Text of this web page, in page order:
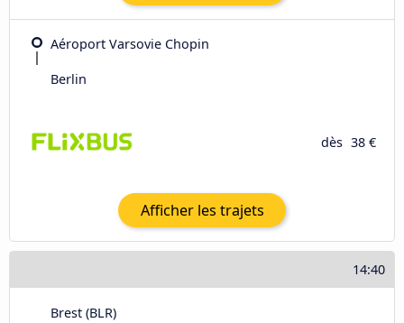
Aéroport Varsovie Chopin
Berlin
dès 38 €
Afficher les trajets
14:40
Brest (BLR)